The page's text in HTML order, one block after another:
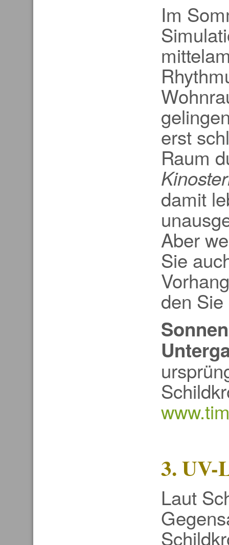
Im
erst
Raum
damit
Aber
Sie
den
3. UV-
Laut